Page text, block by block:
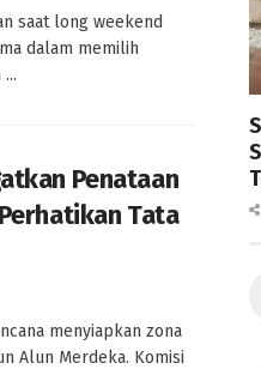
saat long weekend
dalam memilih
Penataan
Tata
menyiapkan zona
Alun Merdeka. Komisi